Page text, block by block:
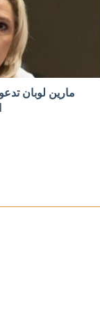
مارين لوبان